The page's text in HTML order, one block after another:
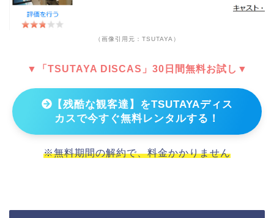
（画像引用元：TSUTAYA）
▼「TSUTAYA DISCAS」30日間無料お試し▼
【残酷な観客達】をTSUTAYAディス
カスで今すぐ無料レンタルする！
※無料期間の解約で、料金かかりません